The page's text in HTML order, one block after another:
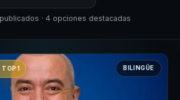
· 4 opciones destacadas
1 BILINGÜE